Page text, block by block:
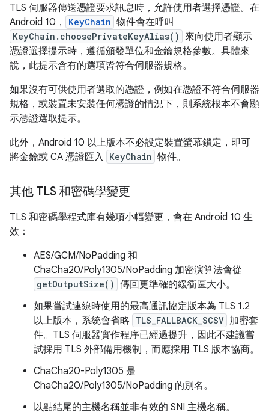
TLS 伺服器傳送憑證要求訊息時，允許使用者選擇憑證。在
Android 10，
KeyChain 物件會在呼叫
KeyChain.choosePrivateKeyAlias() 來向使用者顯示
憑證選擇提示時，遵循頒發單位和金鑰規格參數。具體來
說，此提示含有的選項皆符合伺服器規格。
如果沒有可供使用者選取的憑證，例如在憑證不符合伺服器
規格，或裝置未安裝任何憑證的情況下，則系統根本不會顯
示憑證選取提示。
此外，Android 10 以上版本不必設定裝置螢幕鎖定，即可
將金鑰或 CA 憑證匯入 KeyChain 物件。
其他 TLS 和密碼學變更
TLS 和密碼學程式庫有幾項小幅變更，會在 Android 10 生
效：
AES/GCM/NoPadding 和
ChaCha20/Poly1305/NoPadding 加密演算法會從
getOutputSize() 傳回更準確的緩衝區大小。
如果嘗試連線時使用的最高通訊協定版本為 TLS 1.2
以上版本，系統會省略 TLS_FALLBACK_SCSV 加密套
件。TLS 伺服器實作程序已經過提升，因此不建議嘗
試採用 TLS 外部備用機制，而應採用 TLS 版本協商。
ChaCha20-Poly1305 是
ChaCha20/Poly1305/NoPadding 的別名。
以點結尾的主機名稱並非有效的 SNI 主機名稱。